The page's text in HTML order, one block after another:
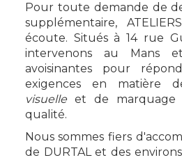
Pour toute demande de
supplémentaire,
écoute. Situés à 14 rue
intervenons au Mans
avoisinantes pour
exigences en matière
visuelleet de marquage
qualité.
Nous sommes fiers
de DURTAL et des